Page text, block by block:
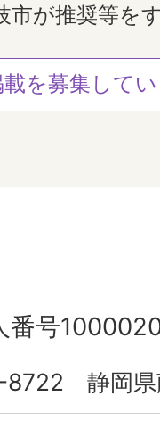
市が推奨等を
載を募集して
番号
静岡県